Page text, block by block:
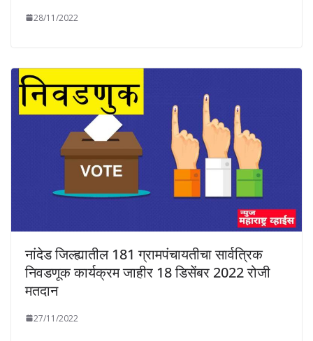
28/11/2022
नांदेड जिल्ह्यातील 181 ग्रामपंचायतीचा सार्वत्रिक
निवडणूक कार्यक्रम जाहीर 18 डिसेंबर 2022 रोजी
मतदान
27/11/2022